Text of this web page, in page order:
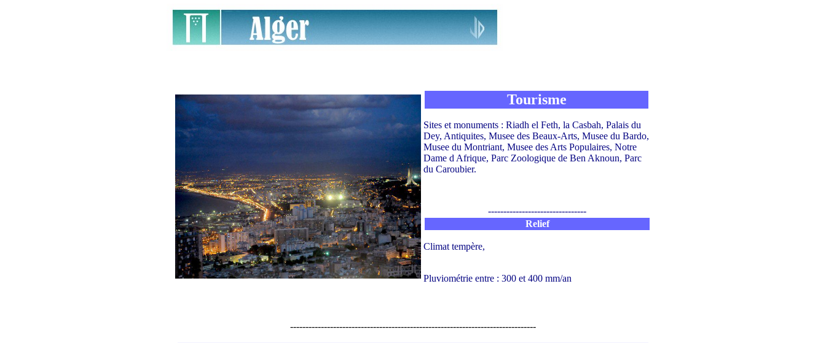
Tourisme
Sites et monuments : Riadh el Feth, la Casbah, Palais du
Dey, Antiquites, Musee des Beaux-Arts, Musee du Bardo,
Musee du Montriant, Musee des Arts Populaires, Notre
Dame d Afrique, Parc Zoologique de Ben Aknoun, Parc
du Caroubier.
--------------------------------
Relief
Climat tempère,
Pluviométrie entre : 300 et 400 mm/an
--------------------------------------------------------------------------------